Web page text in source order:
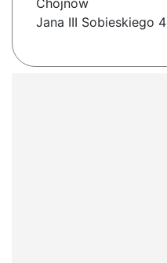
Chojnów
Jana III Sobieskiego 4